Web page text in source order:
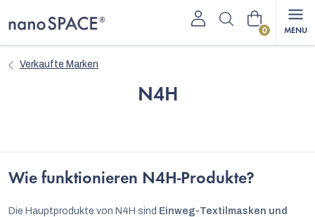
Inhalt
Warenkorb
Verkaufte Marken
N4H
s
t
e
Wie funktionieren N4H-Produkte?
Die Hauptprodukte von N4H sind Einweg-Textilmasken und